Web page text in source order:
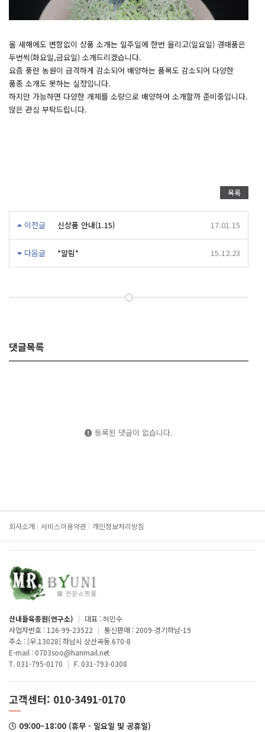
올 새해에도 변함없이 상품 소개는 일주일에 한번 올리고(일요일) 경매품은
두번씩(화요일,금요일) 소개드리겠습니다.
요즘 풍란 농원이 급격하게 감소되어 배양하는 품목도 감소되어 다양한
품종 소개도 못하는 실정입니다.
하지만 가능하면 다양한 개체를 소량으로 배양하여 소개할까 준비중입니다.
많은 관심 부탁드립니다.
목록
이전글 신상품 안내(1.15) 17.01.15
다음글 *알림* 15.12.23
댓글목록
등록된 댓글이 없습니다.
회사소개 서비스이용약관 개인정보처리방침
산내들육종원(연구소) | 대표 : 허민수
사업자번호 : 126-99-23522 | 통신판매 : 2009-경기하남-19
주소 : [우.13028] 하남시 상산곡동 670-8
E-mail : 0703soo@hanmail.net
T. 031-795-0170 | F. 031-793-0308
고객센터: 010-3491-0170
09:00~18:00 (휴무 - 일요일 및 공휴일)